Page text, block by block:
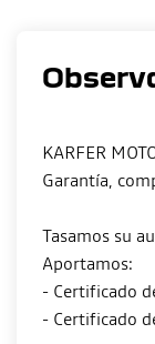
KARFER
Garantía,
Tasamos su
Aportamos:
- Certificado
- Certificado